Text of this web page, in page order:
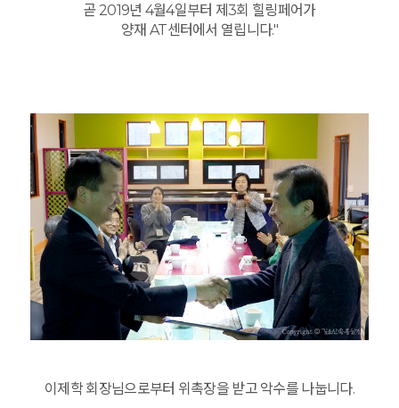
곧 2019년 4월4일부터 제3회 힐링페어가
양재 AT센터에서 열립니다."
이제학 회장님으로부터 위촉장을 받고 악수를 나눕니다.